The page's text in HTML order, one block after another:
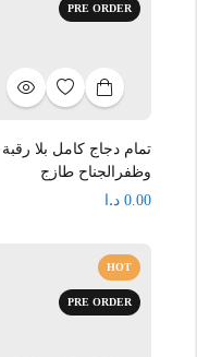
PRE ORDER
تمام دجاج كامل بلا رقبة
وظفرالجناح طازج
0.00 د.ا
HOT
PRE ORDER